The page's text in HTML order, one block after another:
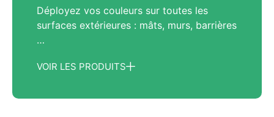
Déployez vos couleurs sur toutes les
surfaces extérieures : mâts, murs, barrières
…
VOIR LES PRODUITS